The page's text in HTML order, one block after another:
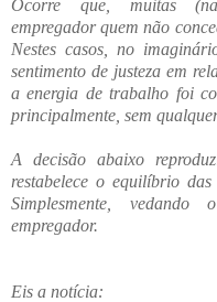
Ocorre que, muitas
empregador quem não
Nestes casos, no
sentimento de justeza em
a energia de trabalho foi
principalmente, sem
A decisão abaixo
restabelece o equilíbrio
Simplesmente,
empregador.
Eis a notícia: